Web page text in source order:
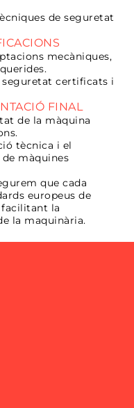
de seguretat
mecàniques,
seguretat certificats i
FINAL
de la màquina
tècnica i el
màquines
que cada
europeus de
la
la maquinària.